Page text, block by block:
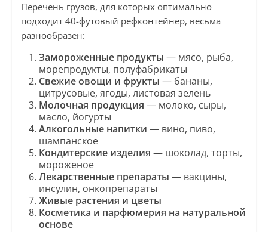
Перечень грузов, для которых оптимально
подходит 40-футовый рефконтейнер, весьма
разнообразен:
Замороженные продукты — мясо, рыба,
морепродукты, полуфабрикаты
Свежие овощи и фрукты — бананы,
цитрусовые, ягоды, листовая зелень
Молочная продукция — молоко, сыры,
масло, йогурты
Алкогольные напитки — вино, пиво,
шампанское
Кондитерские изделия — шоколад, торты,
мороженое
Лекарственные препараты — вакцины,
инсулин, онкопрепараты
Живые растения и цветы
Косметика и парфюмерия на натуральной
основе